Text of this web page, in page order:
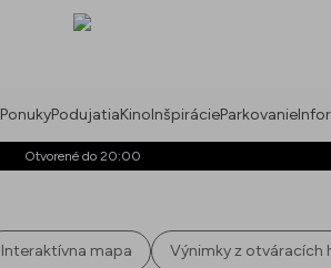
PonukyPodujatiaKinoInšpirácieParkovanie
Otvorené do 20:00
Interaktívna mapa Výnimky z otváracích